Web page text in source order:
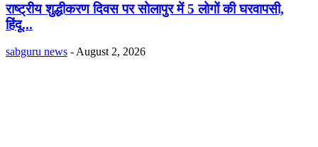
राष्ट्रीय शुद्धीकरण दिवस पर सोलापुर में 5 लोगों की घरवापसी,
हिंदू...
sabguru news - August 2, 2026